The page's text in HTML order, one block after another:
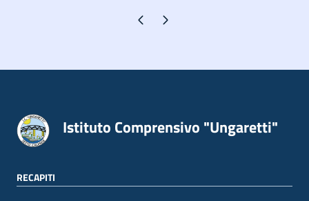
Pagina precedente
Pagina successiva
Istituto Comprensivo "Ungaretti"
RECAPITI